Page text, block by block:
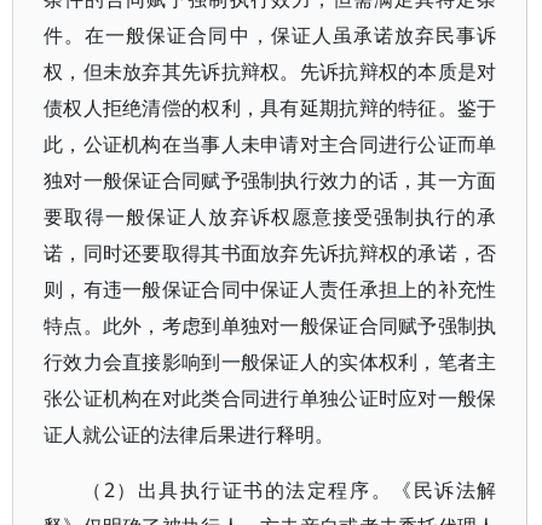
件。在一般保证合同中，保证人虽承诺放弃民事诉
权，但未放弃其先诉抗辩权。先诉抗辩权的本质是对
债权人拒绝清偿的权利，具有延期抗辩的特征。鉴于
此，公证机构在当事人未申请对主合同进行公证而单
独对一般保证合同赋予强制执行效力的话，其一方面
要取得一般保证人放弃诉权愿意接受强制执行的承
诺，同时还要取得其书面放弃先诉抗辩权的承诺，否
则，有违一般保证合同中保证人责任承担上的补充性
特点。此外，考虑到单独对一般保证合同赋予强制执
行效力会直接影响到一般保证人的实体权利，笔者主
张公证机构在对此类合同进行单独公证时应对一般保
证人就公证的法律后果进行释明。
（2）出具执行证书的法定程序。《民诉法解